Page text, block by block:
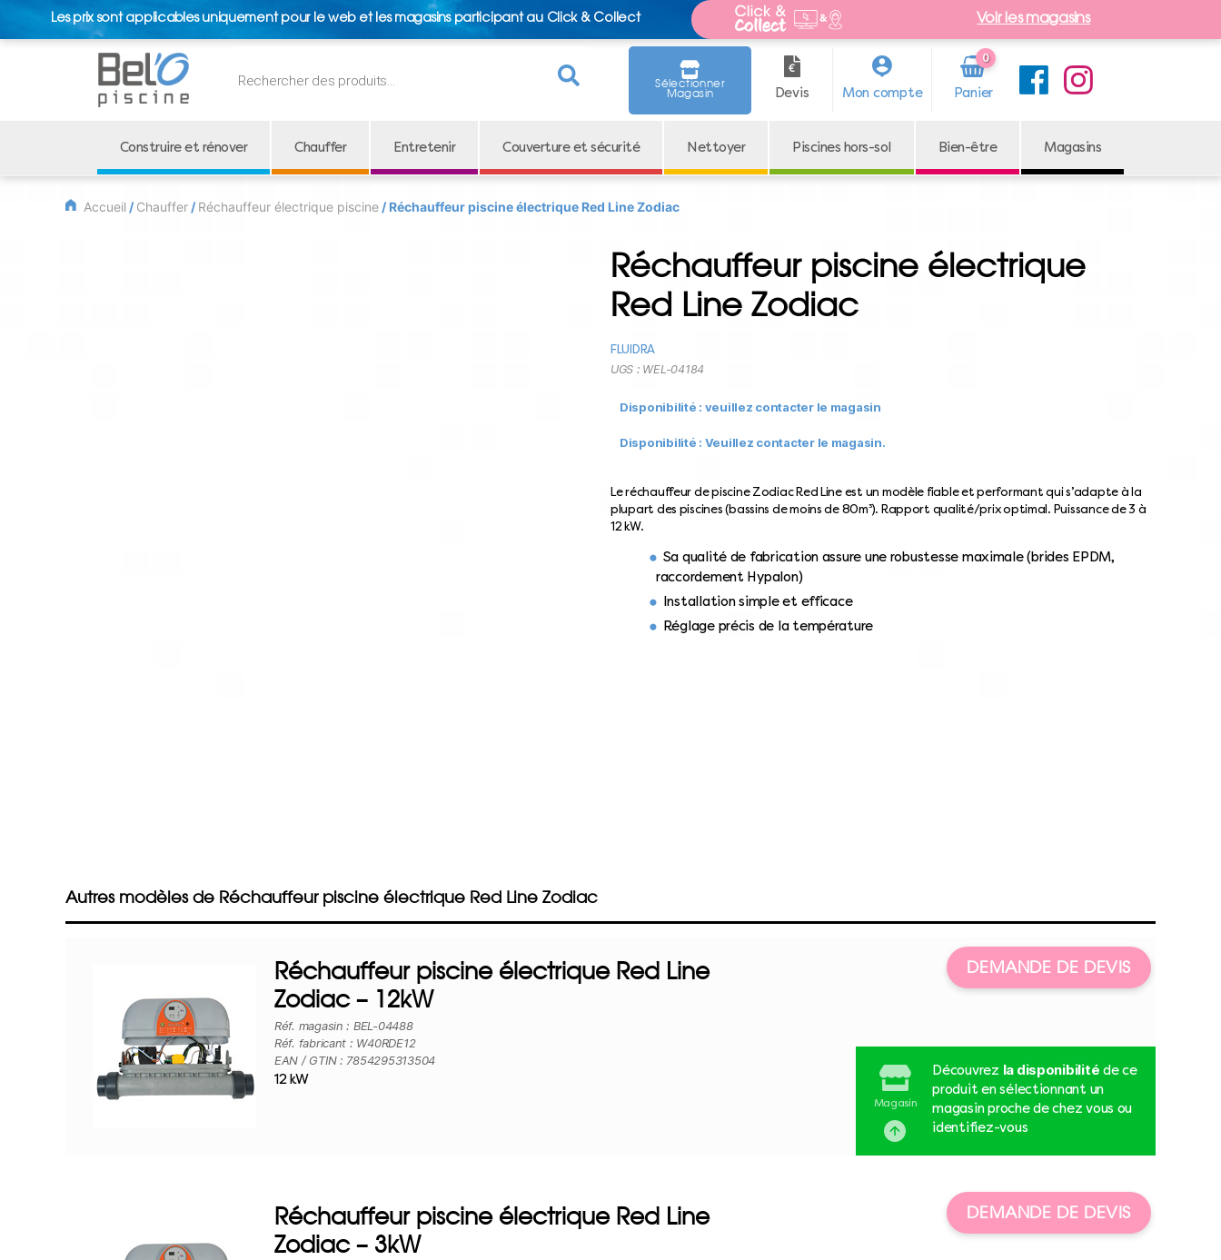
Les prix sont applicables uniquement pour le web et les magasins participant au Click & Collect Voir les magasins
de
Sélectionner
Magasin Devis Mon compte
0
Arti
cle
Construire et rénover Chauffer Entretenir Couverture et sécurité Nettoyer Piscines hors-sol Bien-être Magasins
Accueil / Chauffer / Réchauffeur électrique piscine / Réchauffeur piscine électrique Red Line Zodiac
Réchauffeur piscine électrique
Red Line Zodiac
FLUIDRA
Disponibilité : veuillez contacter le magasin
Le réchauffeur de piscine Zodiac Red Line est un modèle fiable et performant qui s’adapte à la
plupart des piscines (bassins de moins de 80m³). Rapport qualité/prix optimal. Puissance de 3 à
12 kW.
Sa qualité de fabrication assure une robustesse maximale (brides EPDM,
raccordement Hypalon)
Installation simple et efficace
Réglage précis de la température
Disponibilité : Veuillez contacter le magasin.
UGS : WEL-04184
Autres modèles de Réchauffeur piscine électrique Red Line Zodiac
Réchauffeur piscine électrique Red Line
Zodiac – 12kW
DEMANDE DE DEVIS
Réf. magasin : BEL-04488
Réf. fabricant : W40RDE12
EAN / GTIN : 7854295313504
12 kW
Magasin
Découvrez la disponibilité de ce
produit en sélectionnant un
magasin proche de chez vous ou
identifiez-vous
Réchauffeur piscine électrique Red Line
Zodiac – 3kW
DEMANDE DE DEVIS